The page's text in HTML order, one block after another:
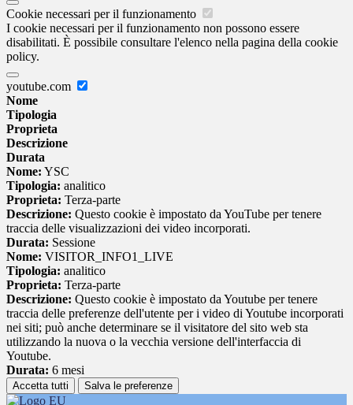
Cookie necessari per il funzionamento
I cookie necessari per il funzionamento non possono essere
disabilitati. È possibile consultare l'elenco nella pagina della cookie
policy.
youtube.com
Nome
Tipologia
Proprieta
Descrizione
Durata
Nome: YSC
Tipologia: analitico
Proprieta: Terza-parte
Descrizione: Questo cookie è impostato da YouTube per tenere
traccia delle visualizzazioni dei video incorporati.
Durata: Sessione
Nome: VISITOR_INFO1_LIVE
Tipologia: analitico
Proprieta: Terza-parte
Descrizione: Questo cookie è impostato da Youtube per tenere
traccia delle preferenze dell'utente per i video di Youtube incorporati
nei siti; può anche determinare se il visitatore del sito web sta
utilizzando la nuova o la vecchia versione dell'interfaccia di
Youtube.
Durata: 6 mesi
Accetta tutti Salva le preferenze